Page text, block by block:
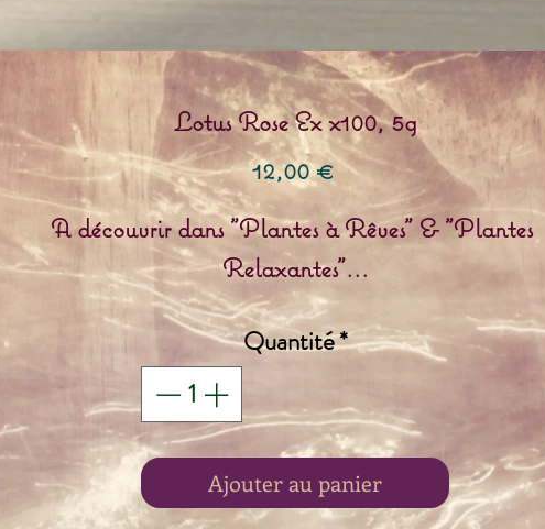
Lotus Rose Ex x100, 5g
12,00 €Prix
A découvrir dans "Plantes à Rêves" & "Plantes
Relaxantes"...
Quantité*
Ajouter au panier